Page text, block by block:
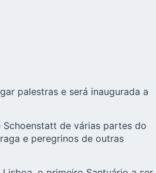
palestras e será inaugurada a
Schoenstatt de várias partes do
e peregrinos de outras